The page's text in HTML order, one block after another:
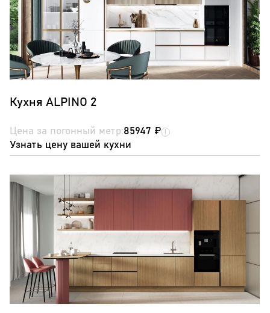
Кухня ALPINO 2
Цена за погонный метр:85947 ₽
Узнать цену вашей кухни